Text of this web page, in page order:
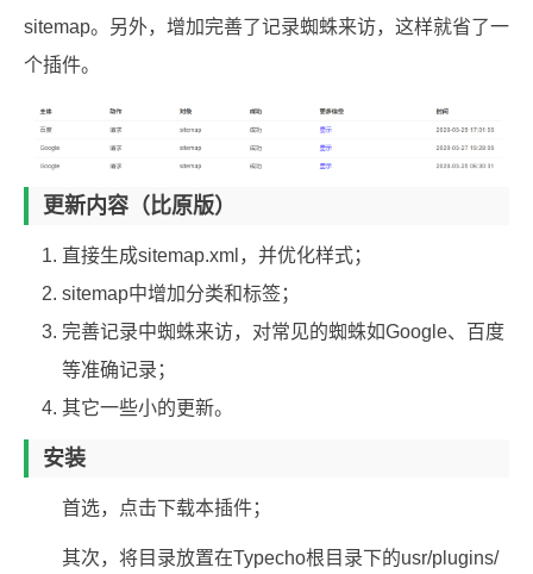
sitemap。另外，增加完善了记录蜘蛛来访，这样就省了一
个插件。
更新内容（比原版）
直接生成sitemap.xml，并优化样式；
sitemap中增加分类和标签；
完善记录中蜘蛛来访，对常见的蜘蛛如Google、百度
等准确记录；
其它一些小的更新。
安装
首选，点击下载本插件；
其次，将目录放置在Typecho根目录下的usr/plugins/